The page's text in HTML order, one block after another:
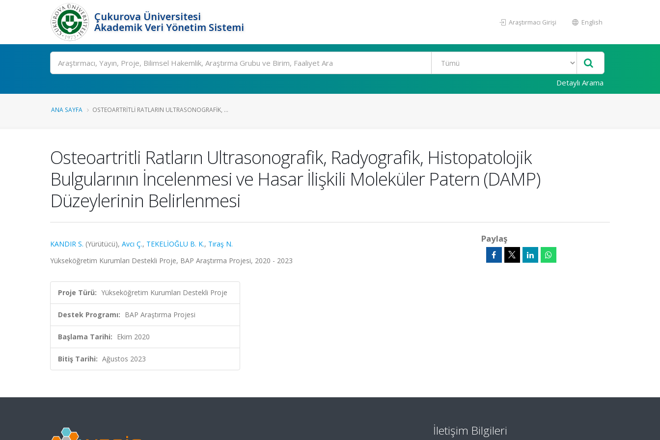
Çukurova Üniversitesi
Akademik Veri Yönetim Sistemi
Araştırmacı Girişi English
Ara
Detaylı Arama
ANA SAYFA OSTEOARTRITLI RATLARIN ULTRASONOGRAFIK, ...
Osteoartritli Ratların Ultrasonografik, Radyografik, Histopatolojik
Bulgularının İncelenmesi ve Hasar İlişkili Moleküler Patern (DAMP)
Düzeylerinin Belirlenmesi
KANDIR S. (Yürütücü), Avcı Ç., TEKELİOĞLU B. K., Tıraş N.
Yükseköğretim Kurumları Destekli Proje, BAP Araştırma Projesi, 2020 - 2023
Proje Türü: Yükseköğretim Kurumları Destekli Proje
Destek Programı: BAP Araştırma Projesi
Başlama Tarihi: Ekim 2020
Bitiş Tarihi: Ağustos 2023
Paylaş
İletişim Bilgileri